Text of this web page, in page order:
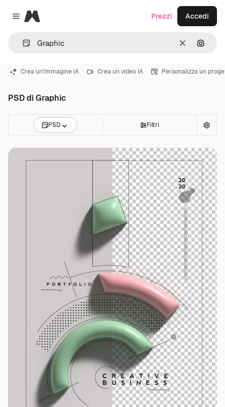
Close menu
Magnific
CancellaCerca
Prezzi Accedi
Crea un'immagine IA Crea un video IA Personalizza un
PSD di Graphic
PSD Filtri